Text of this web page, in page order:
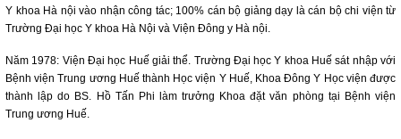
Y khoa Hà nội vào nhận công tác; 100% cán bộ giảng dạy là cán bộ chi viện từ
Trường Đại học Y khoa Hà Nội và Viện Đông y Hà nội.
Năm 1978: Viện Đại học Huế giải thể. Trường Đại học Y khoa Huế sát nhập với
Bệnh viện Trung ương Huế thành Học viện Y Huế, Khoa Đông Y Học viện được
thành lập do BS. Hồ Tấn Phi làm trưởng Khoa đặt văn phòng tại Bệnh viện
Trung ương Huế.